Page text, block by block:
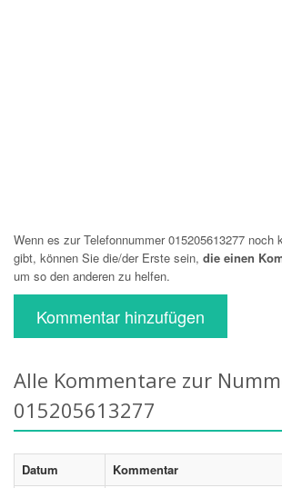
Wenn es zur Telefonnummer 015205613277 noch
gibt, können Sie die/der Erste sein, die einen
um so den anderen zu helfen.
Kommentar hinzufügen
Alle Kommentare zur
015205613277
Datum
Kommentar